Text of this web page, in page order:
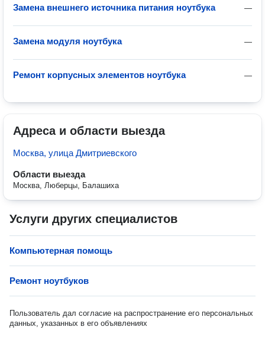
—
Замена внешнего источника питания ноутбука
—
Замена модуля ноутбука
—
Ремонт корпусных элементов ноутбука
Адреса и области выезда
Москва, улица Дмитриевского
Области выезда
Москва, Люберцы, Балашиха
Услуги других специалистов
Компьютерная помощь
Ремонт ноутбуков
Пользователь дал согласие на распространение его персональных
данных, указанных в его объявлениях